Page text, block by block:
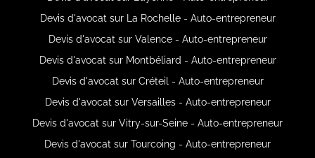
Devis d'avocat sur La Rochelle - Auto-entrepreneur
Devis d'avocat sur Valence - Auto-entrepreneur
Devis d'avocat sur Montbéliard - Auto-entrepreneur
Devis d'avocat sur Créteil - Auto-entrepreneur
Devis d'avocat sur Versailles - Auto-entrepreneur
Devis d'avocat sur Vitry-sur-Seine - Auto-entrepreneur
Devis d'avocat sur Tourcoing - Auto-entrepreneur